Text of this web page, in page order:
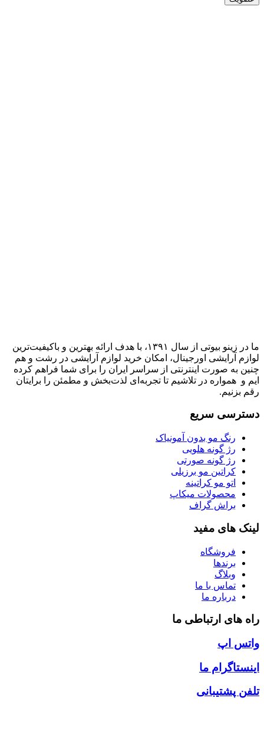
ما در زینو بیوتی از سال ۱۳۹۱، با هدف ارائه بهترین و باکیفیت‌ترین
لوازم آرایشی اورجینال، امکان خرید لوازم آرایشی در رشت و هم
چنین به صورت اینترنتی از سراسر ایران را برای شما فراهم کرده
ایم و همواره در تلاشیم تا تجربه‌ای لذت‌بخش و مطمئن را برایتان
رقم بزنیم.
دسترسی سریع
رنگ مو بدون آمونیاک
رژ گونه هلویی
رژ گونه صورتی
کراتین مو برزیلی
اتو مو کراتینه
محصولات میکاپ
براش گراف
لینک های مفید
فروشگاه
برندها
وبلاگ
تماس با ما
درباره ما
راه های ارتباطی ما
واتس اپ
اینستاگرام ما
تلفن پشتیبانی